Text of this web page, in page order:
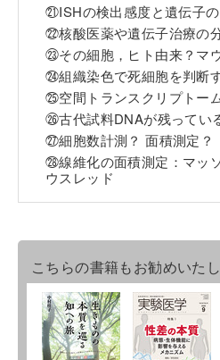
㉑ISHの検出感度と遺伝子
㉒核酸医薬や遺伝子治療の
㉓その細胞，ヒト由来？マ
㉔組織染色で死細胞を判断
㉕空間トランスクリプトー
㉖古代試料DNAが残ってい
㉗細胞数計測？ 面積測定？
㉘線維化の面積測定：マッ
ウスレッド
こちらの書籍もお勧めいた